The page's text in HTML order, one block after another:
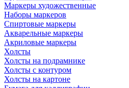
Маркеры художественные
Наборы маркеров
Спиртовые маркеры
Акварельные маркеры
Акриловые маркеры
Холсты
Холсты на подрамнике
Холсты с контуром
Холсты на картоне